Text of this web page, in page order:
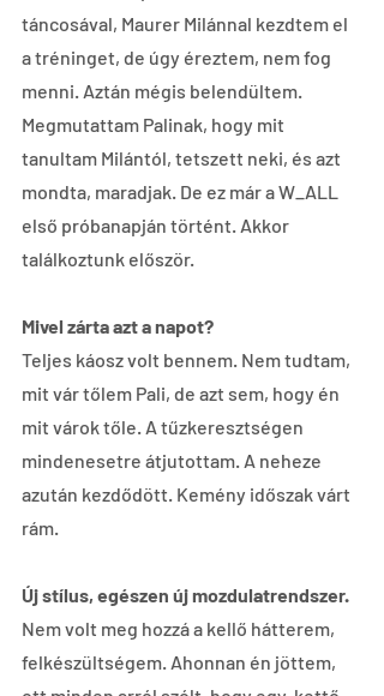
táncosával, Maurer Milánnal kezdtem el
a tréninget, de úgy éreztem, nem fog
menni. Aztán mégis belendültem.
Megmutattam Palinak, hogy mit
tanultam Milántól, tetszett neki, és azt
mondta, maradjak. De ez már a W_ALL
első próbanapján történt. Akkor
találkoztunk először.
Mivel zárta azt a napot?
Teljes káosz volt bennem. Nem tudtam,
mit vár tőlem Pali, de azt sem, hogy én
mit várok tőle. A tűzkeresztségen
mindenesetre átjutottam. A neheze
azután kezdődött. Kemény időszak várt
rám.
Új stílus, egészen új mozdulatrendszer.
Nem volt meg hozzá a kellő hátterem,
felkészültségem. Ahonnan én jöttem,